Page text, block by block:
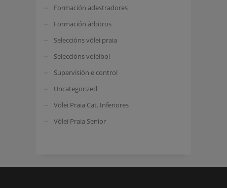
Formación adestradores
Formación árbitros
Seleccións vólei praia
Seleccións voleibol
Supervisión e control
Uncategorized
Vólei Praia Cat. Inferiores
Vólei Praia Senior